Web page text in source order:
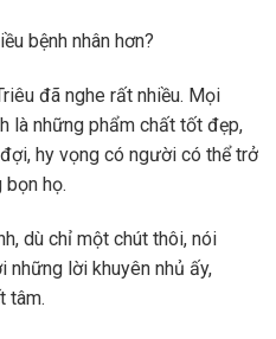
bệnh nhân hơn?
đã nghe rất nhiều. Mọi
là những phẩm chất tốt đẹp,
hy vọng có người có thể trở
bọn họ.
dù chỉ một chút thôi, nói
những lời khuyên nhủ ấy,
tâm.